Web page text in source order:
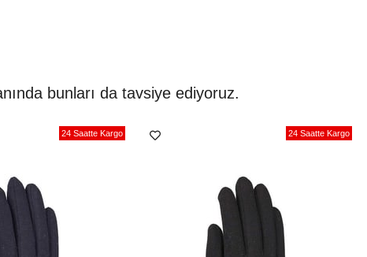
bunları da tavsiye ediyoruz.
24 Saatte Kargo 24 Saatte Kargo